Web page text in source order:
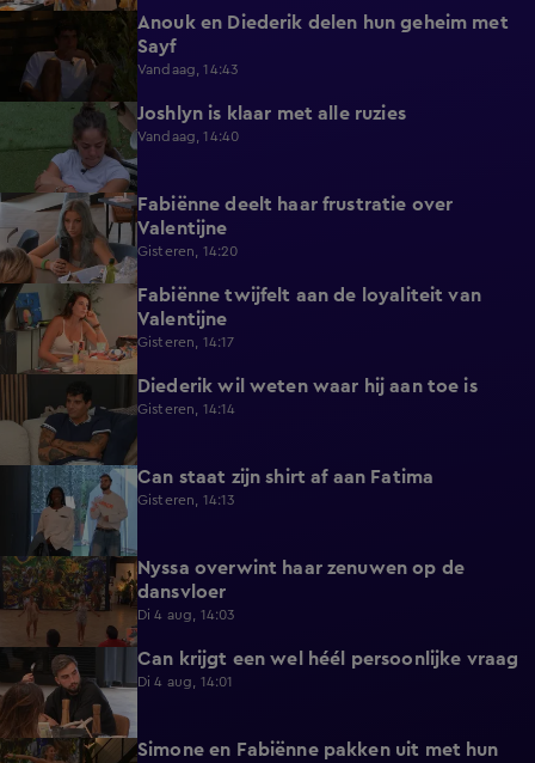
0:48
Anouk en Diederik delen hun geheim met
Sayf
Vandaag, 14:43
Joshlyn is klaar met alle ruzies
Vandaag, 14:40
0:29
Fabiënne deelt haar frustratie over
Valentijne
Gisteren, 14:20
0:58
Fabiënne twijfelt aan de loyaliteit van
Valentijne
Gisteren, 14:17
Diederik wil weten waar hij aan toe is
Gisteren, 14:14
Can staat zijn shirt af aan Fatima
Gisteren, 14:13
0:35
Nyssa overwint haar zenuwen op de
dansvloer
Di 4 aug, 14:03
0:34 Can krijgt een wel héél persoonlijke vraag
Di 4 aug, 14:01
0:34
Simone en Fabiënne pakken uit met hun